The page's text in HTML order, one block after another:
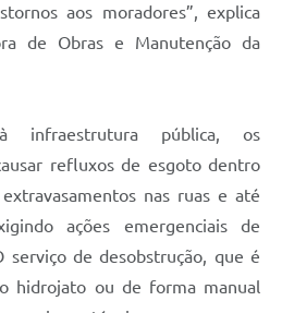
aos moradores”, explica
de Obras e Manutenção da
infraestrutura pública, os
refluxos de esgoto dentro
nas ruas e até
ações emergenciais de
serviço de desobstrução, que é
hidrojato ou de forma manual